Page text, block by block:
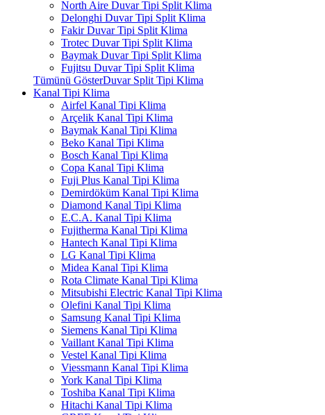
North Aire Duvar Tipi Split Klima
Delonghi Duvar Tipi Split Klima
Fakir Duvar Tipi Split Klima
Trotec Duvar Tipi Split Klima
Baymak Duvar Tipi Split Klima
Fujitsu Duvar Tipi Split Klima
Tümünü GösterDuvar Split Tipi Klima
Kanal Tipi Klima
Airfel Kanal Tipi Klima
Arçelik Kanal Tipi Klima
Baymak Kanal Tipi Klima
Beko Kanal Tipi Klima
Bosch Kanal Tipi Klima
Copa Kanal Tipi Klima
Fuji Plus Kanal Tipi Klima
Demirdöküm Kanal Tipi Klima
Diamond Kanal Tipi Klima
E.C.A. Kanal Tipi Klima
Fujitherma Kanal Tipi Klima
Hantech Kanal Tipi Klima
LG Kanal Tipi Klima
Midea Kanal Tipi Klima
Rota Climate Kanal Tipi Klima
Mitsubishi Electric Kanal Tipi Klima
Olefini Kanal Tipi Klima
Samsung Kanal Tipi Klima
Siemens Kanal Tipi Klima
Vaillant Kanal Tipi Klima
Vestel Kanal Tipi Klima
Viessmann Kanal Tipi Klima
York Kanal Tipi Klima
Toshiba Kanal Tipi Klima
Hitachi Kanal Tipi Klima